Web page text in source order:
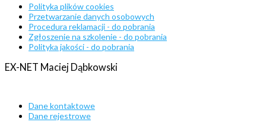
Polityka plików cookies
Przetwarzanie danych osobowych
Procedura reklamacji - do pobrania
Zgłoszenie na szkolenie - do pobrania
Polityka jakości - do pobrania
EX-NET Maciej Dąbkowski
Dane kontaktowe
Dane rejestrowe